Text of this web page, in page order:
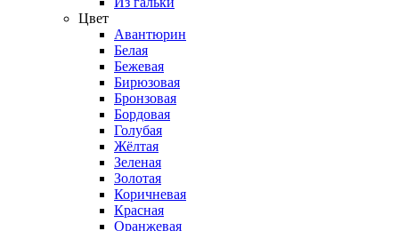
Цвет
Авантюрин
Белая
Бежевая
Бирюзовая
Бронзовая
Бордовая
Голубая
Жёлтая
Зеленая
Золотая
Коричневая
Красная
Оранжевая